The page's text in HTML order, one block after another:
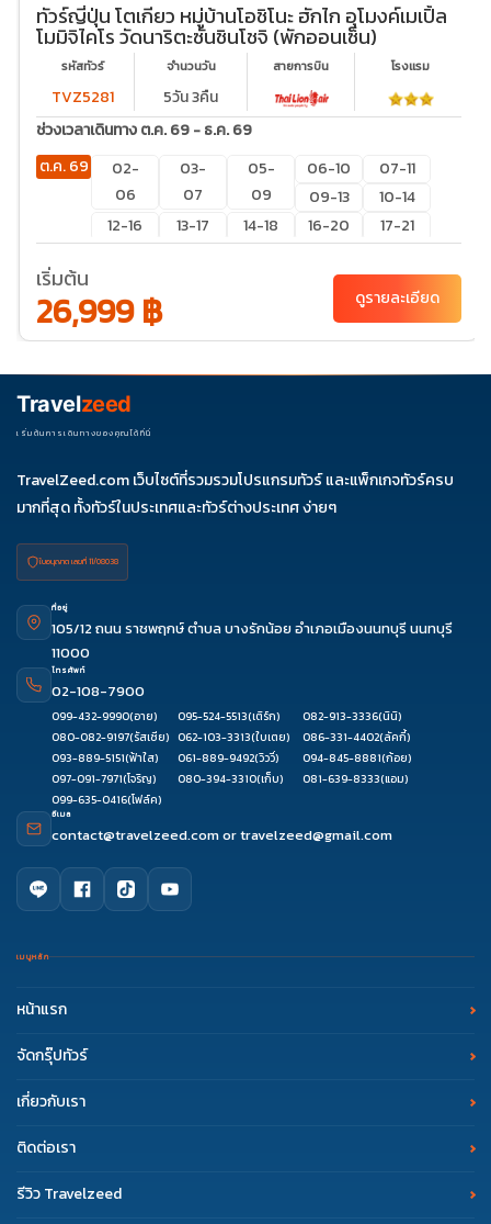
ทัวร์ญี่ปุ่น โตเกียว หมู่บ้านโอชิโนะ ฮักไก อุโมงค์เมเปิ้ล
โมมิจิไคโร วัดนาริตะซันชินโชจิ (พักออนเซ็น)
รหัสทัวร์
TVZ5281
จำนวนวัน
5วัน 3คืน
สายการบิน โรงเเรม
ช่วงเวลาเดินทาง ต.ค. 69 - ธ.ค. 69
ต.ค. 69
02-
06
03-
07
05-
09
06-10
07-11
09-13
10-14
12-16
13-17 14-18 16-20
17-21
28-01
02
31-04
พ.ย. 69
01-05
03-
04-
05-
07-11
10-14
24-28
25-29
26-
30
28-
02
29-
เริ่มต้น
26,999 ฿ ดูรายละเอียด
Travelzeed
เริ่มต้นการเดินทางของคุณได้ที่นี่
TravelZeed.com เว็บไซต์ที่รวมรวมโปรแกรมทัวร์ และแพ็กเกจทัวร์ครบ
มากที่สุด ทั้งทัวร์ในประเทศและทัวร์ต่างประเทศ ง่ายๆ
ใบอนุญาต เลขที่ 11/08038
ที่อยู่
105/12 ถนน ราชพฤกษ์ ตำบล บางรักน้อย อำเภอเมืองนนทบุรี นนทบุรี
11000
โทรศัพท์
02-108-7900
099-432-9990(อาย) 095-524-5513(เติร์ก) 082-913-3336(นินิ)
080-082-9197(รัสเซีย) 062-103-3313(ใบเตย) 086-331-4402(ลัคกี้)
093-889-5151(ฟ้าใส) 061-889-9492(วิววี่) 094-845-8881(ก้อย)
097-091-7971(โจริญ) 080-394-3310(เก็บ) 081-639-8333(แอม)
099-635-0416(โฟล์ค)
อีเมล
contact@travelzeed.comortravelzeed@gmail.com
เมนูหลัก
หน้าแรก
จัดกรุ๊ปทัวร์
เกี่ยวกับเรา
ติดต่อเรา
รีวิว Travelzeed